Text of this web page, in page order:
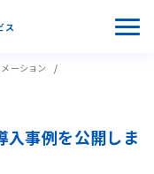
ス
ーション
入事例を公開しま